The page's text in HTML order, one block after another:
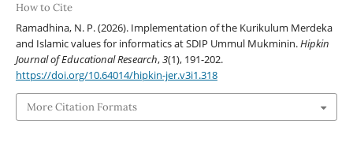
How to Cite
Ramadhina, N. P. (2026). Implementation of the Kurikulum Merdeka
and Islamic values for informatics at SDIP Ummul Mukminin.Hipkin
Journal of Educational Research,3(1), 191-202.
https://doi.org/10.64014/hipkin-jer.v3i1.318
More Citation Formats